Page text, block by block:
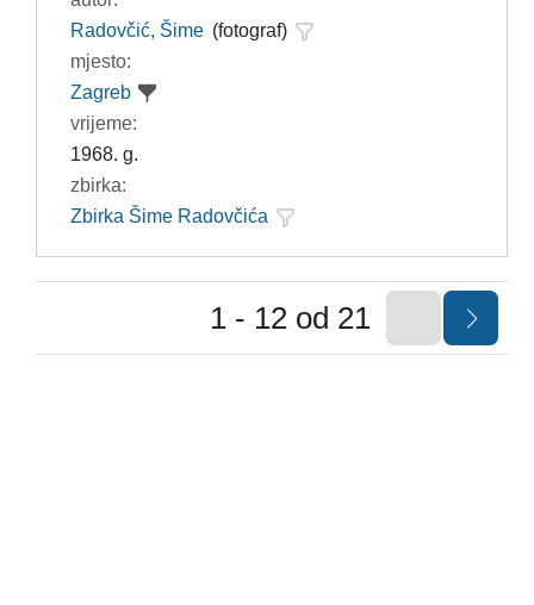
Radovčić, Šime (fotograf)
mjesto:
Zagreb
vrijeme:
1968. g.
zbirka:
Zbirka Šime Radovčića
1 - 12 od 21